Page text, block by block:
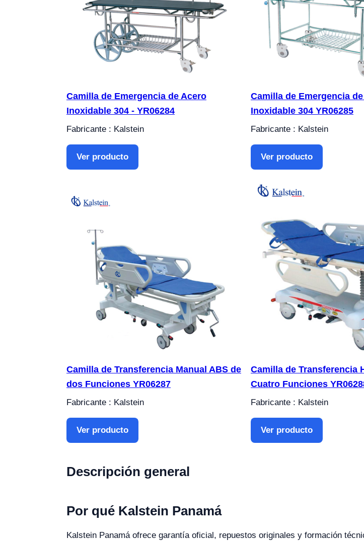
Camilla de Emergencia de Acero
Inoxidable 304 - YR06284
Fabricante : Kalstein
Ver producto
Camilla de Emergencia
Inoxidable 304 YR06285
Fabricante : Kalstein
Ver producto
Camilla de Transferencia Manual ABS de
dos Funciones YR06287
Fabricante : Kalstein
Ver producto
Camilla de Transferencia
Cuatro Funciones
Fabricante : Kalstein
Ver producto
Descripción general
Por qué Kalstein Panamá
Kalstein Panamá ofrece garantía oficial, repuestos originales y formación